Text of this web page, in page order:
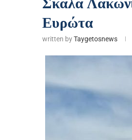
Ευρώτα
written byTaygetosnews